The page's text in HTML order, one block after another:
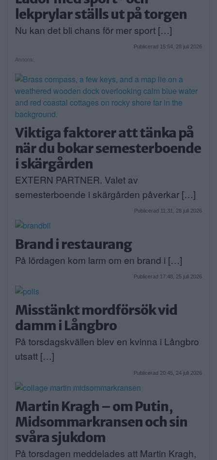
lekprylar ställs ut på torgen
Nu kan det bli chans för mer sport […]
Publicerad 15:54, 28 juli 2026
Annons:
Viktiga faktorer att tänka på
när du bokar semesterboende
i skärgården
EXTERN PARTNER. Valet av
semesterboende i skärgården påverkar […]
Publicerad 11:31, 28 juli 2026
Brand i restaurang
På lördagen kom larm om en brand i […]
Publicerad 17:48, 25 juli 2026
Misstänkt mordförsök vid
damm i Långbro
På torsdagskvällen blev en kvinna i Långbro
utsatt […]
Publicerad 20:45, 24 juli 2026
Martin Kragh – om Putin,
Midsommarkransen och sin
svåra sjukdom
På torsdagen meddelades att Martin Kragh,